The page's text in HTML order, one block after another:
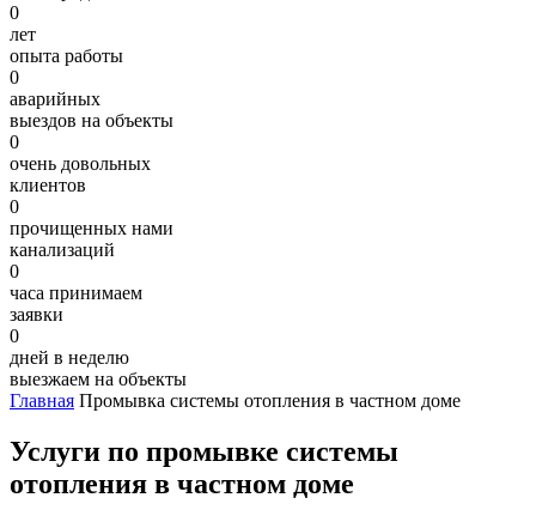
0
лет
опыта работы
0
аварийных
выездов на объекты
0
очень довольных
клиентов
0
прочищенных нами
канализаций
0
часа принимаем
заявки
0
дней в неделю
выезжаем на объекты
Главная Промывка системы отопления в частном доме
Услуги по промывке системы
отопления в частном доме